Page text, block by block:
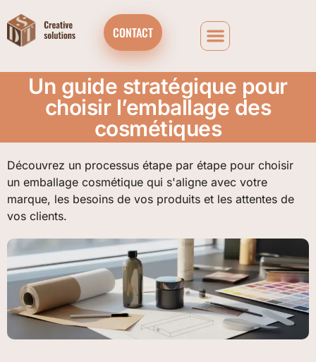
CONTACT
Un guide stratégique pour
choisir l’emballage des
cosmétiques
Découvrez un processus étape par étape pour choisir
un emballage cosmétique qui s'aligne avec votre
marque, les besoins de vos produits et les attentes de
vos clients.